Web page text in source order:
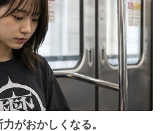
がおかしくなる。